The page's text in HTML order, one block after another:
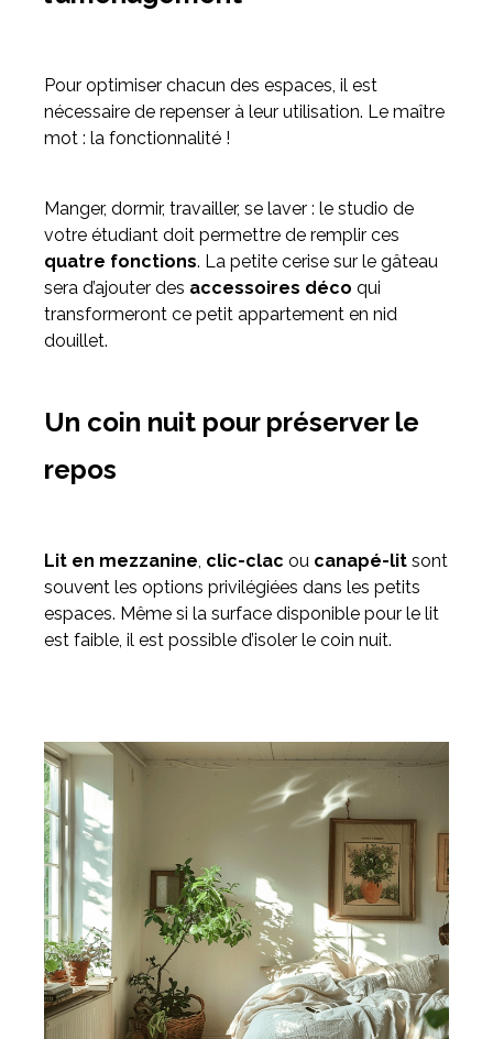
Pour optimiser chacun des espaces, il est
nécessaire de repenser à leur utilisation. Le maître
mot : la fonctionnalité !
Manger, dormir, travailler, se laver : le studio de
votre étudiant doit permettre de remplir ces
quatre fonctions. La petite cerise sur le gâteau
sera d’ajouter des accessoires déco qui
transformeront ce petit appartement en nid
douillet.
Un coin nuit pour préserver le
repos
Lit en mezzanine, clic-clac ou canapé-lit sont
souvent les options privilégiées dans les petits
espaces. Même si la surface disponible pour le lit
est faible, il est possible d’isoler le coin nuit.